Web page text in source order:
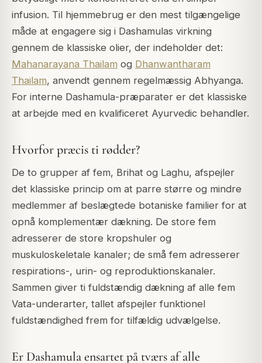
infusion. Til hjemmebrug er den mest tilgængelige
måde at engagere sig i Dashamulas virkning
gennem de klassiske olier, der indeholder det:
Mahanarayana Thailam og Dhanwantharam
Thailam, anvendt gennem regelmæssig Abhyanga.
For interne Dashamula-præparater er det klassiske
at arbejde med en kvalificeret Ayurvedic behandler.
Hvorfor præcis ti rødder?
De to grupper af fem, Brihat og Laghu, afspejler
det klassiske princip om at parre større og mindre
medlemmer af beslægtede botaniske familier for at
opnå komplementær dækning. De store fem
adresserer de store kropshuler og
muskuloskeletale kanaler; de små fem adresserer
respirations-, urin- og reproduktionskanaler.
Sammen giver ti fuldstændig dækning af alle fem
Vata-underarter, tallet afspejler funktionel
fuldstændighed frem for tilfældig udvælgelse.
Er Dashamula ensartet på tværs af alle